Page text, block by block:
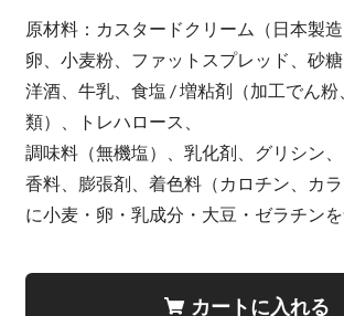
原材料：カスタードクリーム（日本製造
卵、小麦粉、ファットスプレッド、砂糖
洋酒、牛乳、食塩 / 増粘剤（加工でん粉
類）、トレハロース、
調味料（無機塩）、乳化剤、グリシン、
香料、膨張剤、着色料（カロチン、カ
に小麦・卵・乳成分・大豆・ゼラチンを
カートに入れる